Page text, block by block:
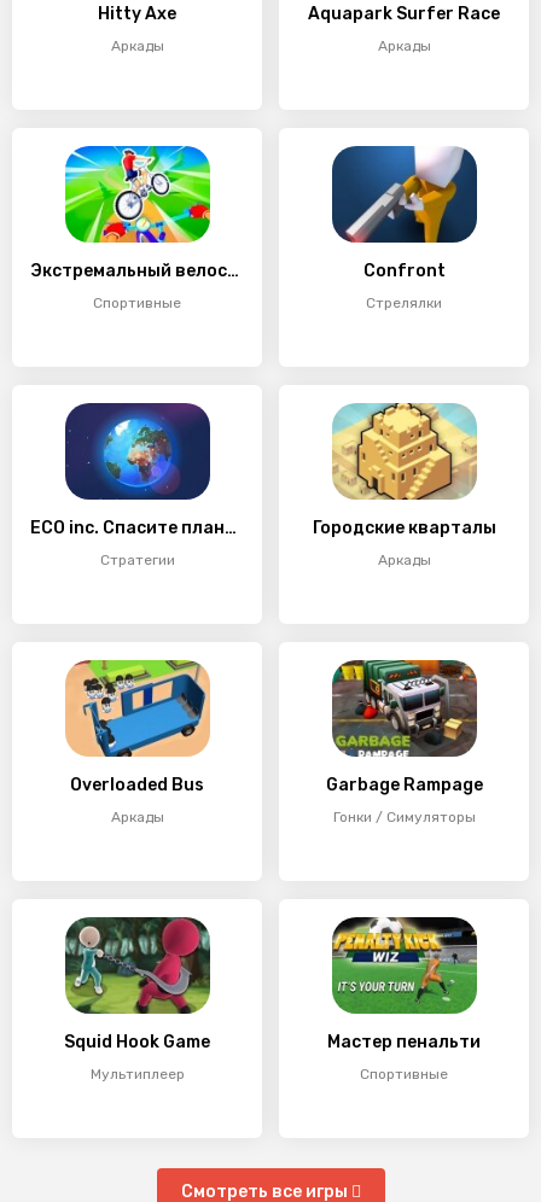
Hitty Axe
Аркады
Aquapark Surfer Race
Аркады
Экстремальный велоспорт
Спортивные
Confront
Стрелялки
ECO inc. Спасите планету Земля
Стратегии
Городские кварталы
Аркады
Overloaded Bus
Аркады
Garbage Rampage
Гонки / Симуляторы
Squid Hook Game
Мультиплеер
Мастер пенальти
Спортивные
Смотреть все игры